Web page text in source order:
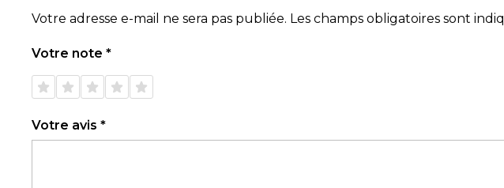
Votre adresse e-mail ne sera pas publiée. Les champs obligatoires sont
Votre note *
1 étoile
sur 5
2 étoiles
sur 5
3 étoiles
sur 5
4 étoiles
sur 5
5 étoiles
sur 5
Votre avis *